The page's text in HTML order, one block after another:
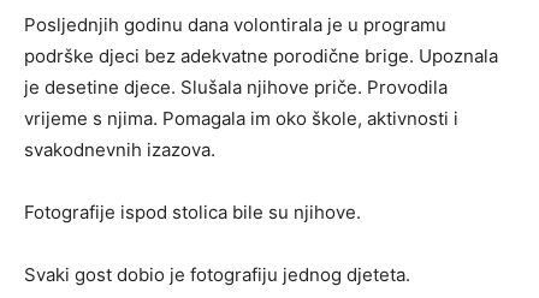
Posljednjih godinu dana volontirala je u programu
podrške djeci bez adekvatne porodične brige. Upoznala
je desetine djece. Slušala njihove priče. Provodila
vrijeme s njima. Pomagala im oko škole, aktivnosti i
svakodnevnih izazova.
Fotografije ispod stolica bile su njihove.
Svaki gost dobio je fotografiju jednog djeteta.